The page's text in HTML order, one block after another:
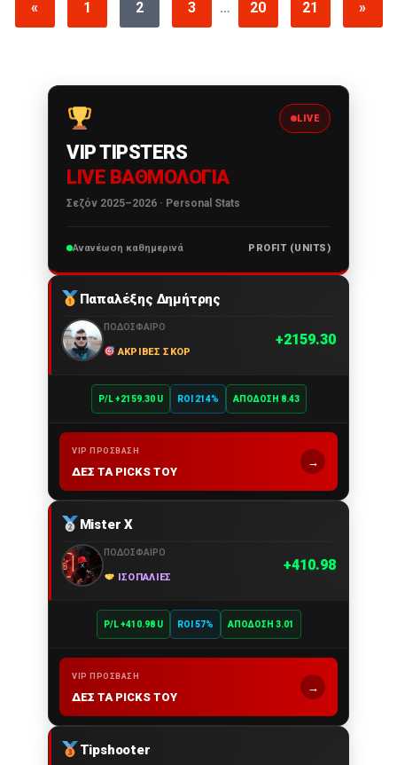
« 1 2 3 … 20 21 »
LIVE
VIP TIPSTERS
LIVE ΒΑΘΜΟΛΟΓΊΑ
Σεζόν 2025–2026 · Personal Stats
Ανανέωση καθημερινά PROFIT (UNITS)
Παπαλέξης Δημήτρης
ΠΟΔΌΣΦΑΙΡΟ
ΑΚΡΙΒΈΣ ΣΚΟΡ
2159.30
P/L +2159.30 U ROI 214% ΑΠΌΔΟΣΗ 8.43
VIP ΠΡΌΣΒΑΣΗ
ΔΕΣ ΤΑ PICKS ΤΟΥ
→
Mister X
ΠΟΔΌΣΦΑΙΡΟ
ΙΣΟΠΑΛΊΕΣ
410.98
P/L +410.98 U ROI 57% ΑΠΌΔΟΣΗ 3.01
VIP ΠΡΌΣΒΑΣΗ
ΔΕΣ ΤΑ PICKS ΤΟΥ
→
Tipshooter